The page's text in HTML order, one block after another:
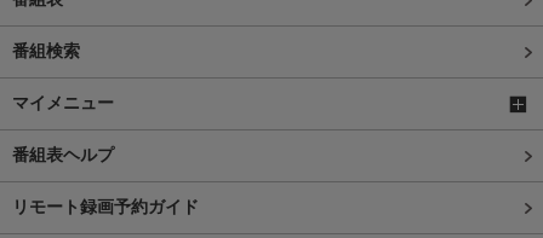
番組検索
マイメニュー
番組表ヘルプ
リモート録画予約ガイド